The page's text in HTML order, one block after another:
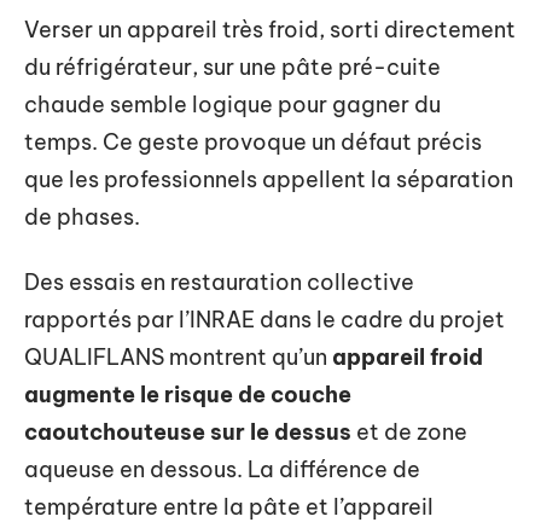
Verser un appareil très froid, sorti directement
du réfrigérateur, sur une pâte pré-cuite
chaude semble logique pour gagner du
temps. Ce geste provoque un défaut précis
que les professionnels appellent la séparation
de phases.
Des essais en restauration collective
rapportés par l’INRAE dans le cadre du projet
QUALIFLANS montrent qu’un appareil froid
augmente le risque de couche
caoutchouteuse sur le dessus et de zone
aqueuse en dessous. La différence de
température entre la pâte et l’appareil